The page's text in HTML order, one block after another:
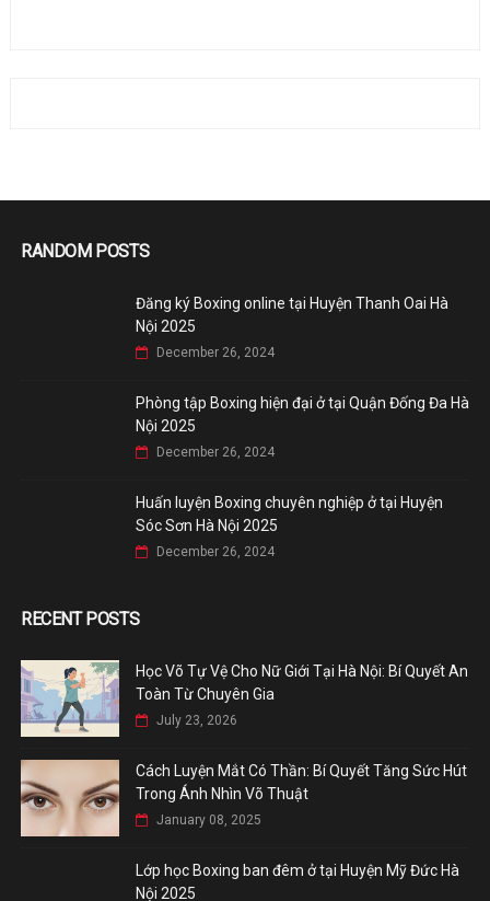
RANDOM POSTS
Đăng ký Boxing online tại Huyện Thanh Oai Hà
Nội 2025
December 26, 2024
Phòng tập Boxing hiện đại ở tại Quận Đống Đa Hà
Nội 2025
December 26, 2024
Huấn luyện Boxing chuyên nghiệp ở tại Huyện
Sóc Sơn Hà Nội 2025
December 26, 2024
RECENT POSTS
Học Võ Tự Vệ Cho Nữ Giới Tại Hà Nội: Bí Quyết An
Toàn Từ Chuyên Gia
July 23, 2026
Cách Luyện Mắt Có Thần: Bí Quyết Tăng Sức Hút
Trong Ánh Nhìn Võ Thuật
January 08, 2025
Lớp học Boxing ban đêm ở tại Huyện Mỹ Đức Hà
Nội 2025